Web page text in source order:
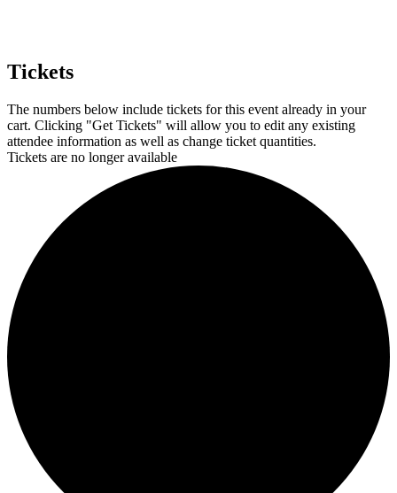
Tickets
The numbers below include tickets for this event already in your
cart. Clicking "Get Tickets" will allow you to edit any existing
attendee information as well as change ticket quantities.
Tickets are no longer available